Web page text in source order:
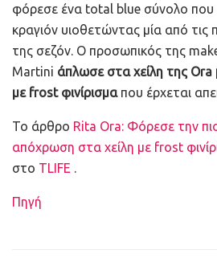
φόρεσε ένα total blue σύνολο που
κραγιόν υιοθετώντας μία από τις
της σεζόν. Ο προσωπικός της
Martini άπλωσε στα χείλη της
με frost φινίρισμαπου έρχεται
To άρθρο Rita Ora: Φόρεσε την
απόχρωση στα χείλη με frost
στο TLIFE .
Πηγή